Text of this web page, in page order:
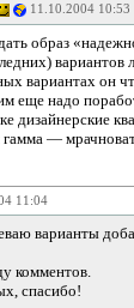
11.10.2004 10:53
образ
вариантов
вариантах он
еще надо
дизайнерские
гамма —
11:04
варианты
комментов.
спасибо!